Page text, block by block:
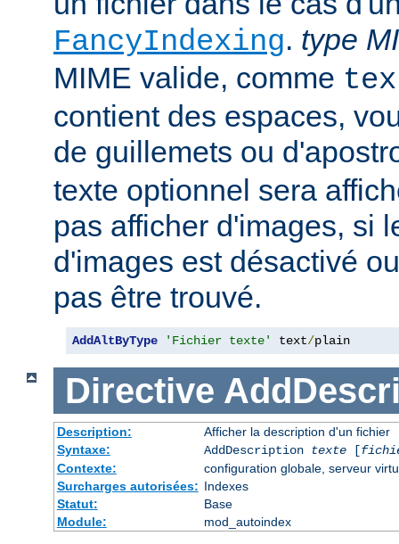
FancyIndexing. type
MIME valide, comme
contient des espaces,
de guillemets ou
texte optionnel sera
pas afficher d'images, si
d'images est désactivé
pas être trouvé.
AddAltByType 'Fichier texte' text/plain
Directive
Description:
Afficher la description d'un fichier
Syntaxe:
AddDescription texte[
Contexte:
configuration globale, serveur
Surcharges autorisées: Indexes
Statut:
Base
Module:
mod_autoindex